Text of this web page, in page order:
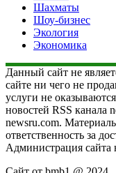
Шахматы
Шоу-бизнес
Экология
Экономика
Данный сайт не
сайте ни чего не
услуги не
новостей RSS канала
newsru.com.
ответственность за
Администрация сайта